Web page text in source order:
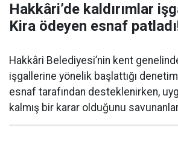
Hakkâri’de kaldırımlar
Kira ödeyen esnaf
Hakkâri Belediyesi’nin kent
işgallerine yönelik başlattığı
esnaf tarafından desteklenirken,
kalmış bir karar olduğunu